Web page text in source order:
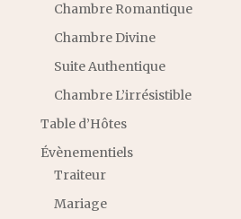
Chambre Romantique
Chambre Divine
Suite Authentique
Chambre L’irrésistible
Table d’Hôtes
Évènementiels
Traiteur
Mariage